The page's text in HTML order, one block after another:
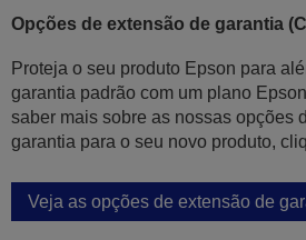
Opções de extensão de garantia
Proteja o seu produto Epson para
garantia padrão com um plano
saber mais sobre as nossas opções
garantia para o seu novo produto,
Veja as opções de extensão de